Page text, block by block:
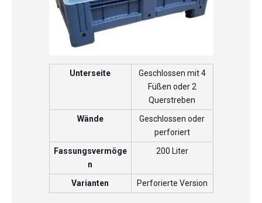
Unterseite
Geschlossen mit 4
Füßen oder 2
Querstreben
Wände
Geschlossen oder
perforiert
Fassungsvermöge
n
200 Liter
Varianten Perforierte Version